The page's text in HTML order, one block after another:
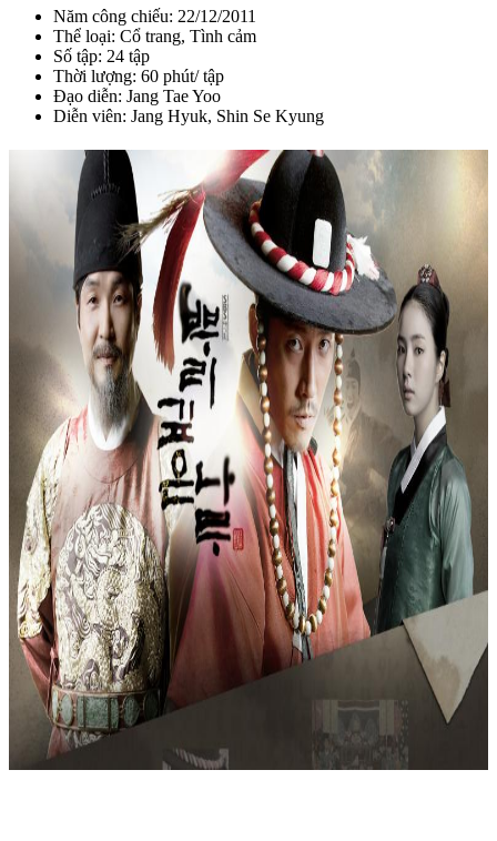
Năm công chiếu: 22/12/2011
Thể loại: Cổ trang, Tình cảm
Số tập: 24 tập
Thời lượng: 60 phút/ tập
Đạo diễn: Jang Tae Yoo
Diễn viên: Jang Hyuk, Shin Se Kyung